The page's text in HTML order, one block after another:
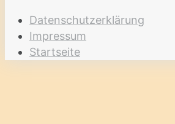
Datenschutzerklärung
Impressum
Startseite